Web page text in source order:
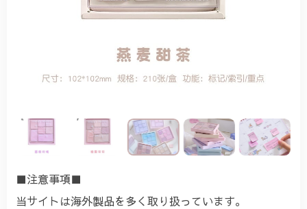
■注意事項■
当サイトは海外製品を多く取り扱っています。